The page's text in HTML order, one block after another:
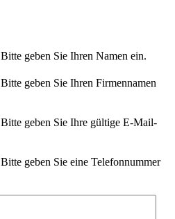
Bitte geben Sie Ihren Namen ein.
Bitte geben Sie Ihren Firmennamen
Bitte geben Sie Ihre gültige E-Mail-
Bitte geben Sie eine Telefonnummer